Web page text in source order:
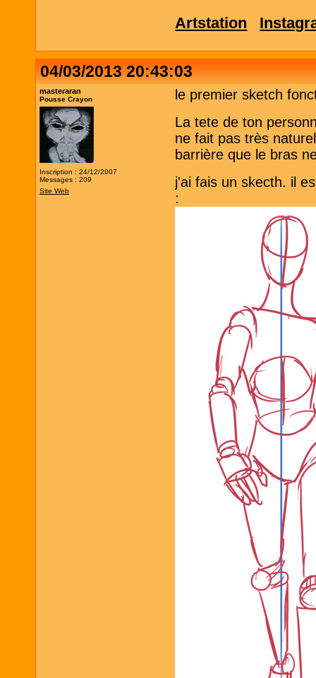
Artstation
04/03/2013 20:43:03
masteraran
Pousse Crayon
Inscription : 24/12/2007
Messages : 209
Site Web
le premier sketch
La tete de ton
ne fait pas très
barrière que le bras
j'ai fais un skecth. il
: